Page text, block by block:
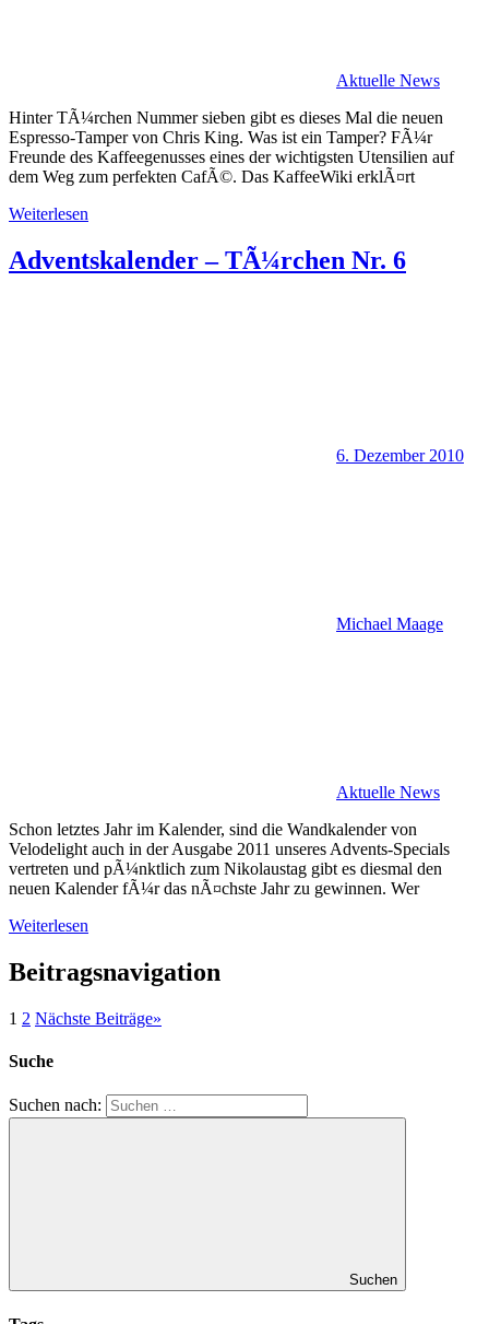
Aktuelle News
Hinter TÃ¼rchen Nummer sieben gibt es dieses Mal die neuen
Espresso-Tamper von Chris King. Was ist ein Tamper? FÃ¼r
Freunde des Kaffeegenusses eines der wichtigsten Utensilien auf
dem Weg zum perfekten CafÃ©. Das KaffeeWiki erklÃ¤rt
Weiterlesen
Adventskalender – TÃ¼rchen Nr. 6
6. Dezember 2010
Michael Maage
Aktuelle News
Schon letztes Jahr im Kalender, sind die Wandkalender von
Velodelight auch in der Ausgabe 2011 unseres Advents-Specials
vertreten und pÃ¼nktlich zum Nikolaustag gibt es diesmal den
neuen Kalender fÃ¼r das nÃ¤chste Jahr zu gewinnen. Wer
Weiterlesen
Beitragsnavigation
1 2 Nächste Beiträge»
Suche
Suchen nach:
Suchen